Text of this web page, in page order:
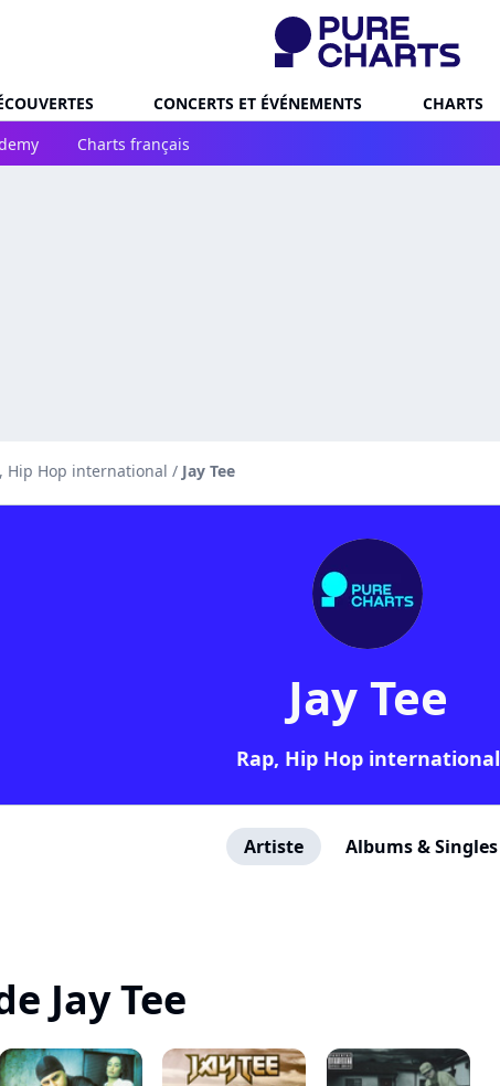
CONCERTS ET ÉVÉNEMENTS CHARTS
Charts français
Hip Hop international / Jay Tee
Jay Tee
Rap, Hip Hop international
Artiste Albums & Singles
Jay Tee